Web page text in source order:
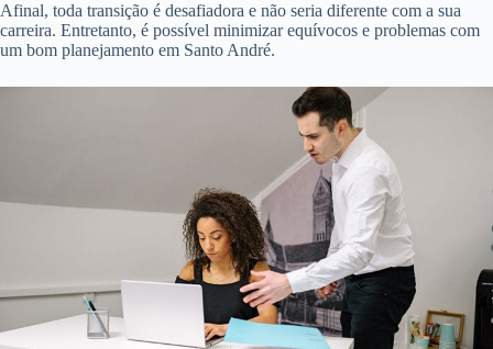
Afinal, toda transição é desafiadora e não seria diferente com a sua
carreira. Entretanto, é possível minimizar equívocos e problemas com
um bom planejamento em Santo André.